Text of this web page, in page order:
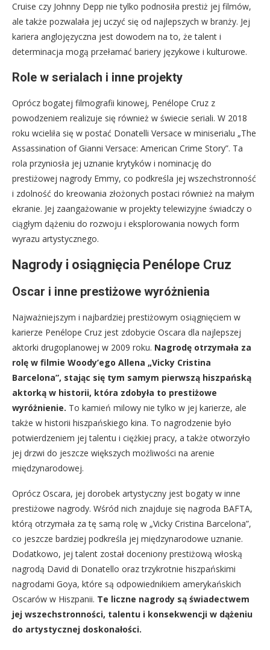
Cruise czy Johnny Depp nie tylko podnosiła prestiż jej filmów,
ale także pozwalała jej uczyć się od najlepszych w branży. Jej
kariera anglojęzyczna jest dowodem na to, że talent i
determinacja mogą przełamać bariery językowe i kulturowe.
Role w serialach i inne projekty
Oprócz bogatej filmografii kinowej, Penélope Cruz z
powodzeniem realizuje się również w świecie seriali. W 2018
roku wcieliła się w postać Donatelli Versace w miniserialu „The
Assassination of Gianni Versace: American Crime Story”. Ta
rola przyniosła jej uznanie krytyków i nominację do
prestiżowej nagrody Emmy, co podkreśla jej wszechstronność
i zdolność do kreowania złożonych postaci również na małym
ekranie. Jej zaangażowanie w projekty telewizyjne świadczy o
ciągłym dążeniu do rozwoju i eksplorowania nowych form
wyrazu artystycznego.
Nagrody i osiągnięcia Penélope Cruz
Oscar i inne prestiżowe wyróżnienia
Najważniejszym i najbardziej prestiżowym osiągnięciem w
karierze Penélope Cruz jest zdobycie Oscara dla najlepszej
aktorki drugoplanowej w 2009 roku. Nagrodę otrzymała za
rolę w filmie Woody’ego Allena „Vicky Cristina
Barcelona”, stając się tym samym pierwszą hiszpańską
aktorką w historii, która zdobyła to prestiżowe
wyróżnienie. To kamień milowy nie tylko w jej karierze, ale
także w historii hiszpańskiego kina. To nagrodzenie było
potwierdzeniem jej talentu i ciężkiej pracy, a także otworzyło
jej drzwi do jeszcze większych możliwości na arenie
międzynarodowej.
Oprócz Oscara, jej dorobek artystyczny jest bogaty w inne
prestiżowe nagrody. Wśród nich znajduje się nagroda BAFTA,
którą otrzymała za tę samą rolę w „Vicky Cristina Barcelona”,
co jeszcze bardziej podkreśla jej międzynarodowe uznanie.
Dodatkowo, jej talent został doceniony prestiżową włoską
nagrodą David di Donatello oraz trzykrotnie hiszpańskimi
nagrodami Goya, które są odpowiednikiem amerykańskich
Oscarów w Hiszpanii. Te liczne nagrody są świadectwem
jej wszechstronności, talentu i konsekwencji w dążeniu
do artystycznej doskonałości.